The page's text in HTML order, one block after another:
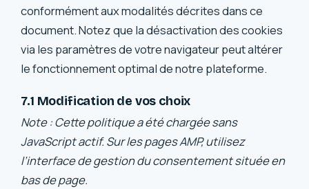
conformément aux modalités décrites dans ce
document. Notez que la désactivation des cookies
via les paramètres de votre navigateur peut altérer
le fonctionnement optimal de notre plateforme.
7.1 Modification de vos choix
Note : Cette politique a été chargée sans
JavaScript actif. Sur les pages AMP, utilisez
l’interface de gestion du consentement située en
bas de page.